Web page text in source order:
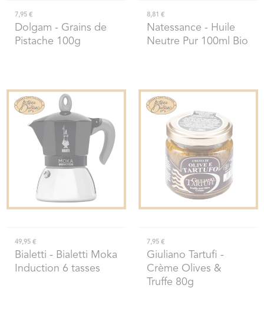
7,95 €
Dolgam - Grains de
Pistache 100g
8,81 €
Natessance - Huile
Neutre Pur 100ml Bio
49,95 €
Bialetti - Bialetti Moka
Induction 6 tasses
7,95 €
Giuliano Tartufi -
Crème Olives &
Truffe 80g